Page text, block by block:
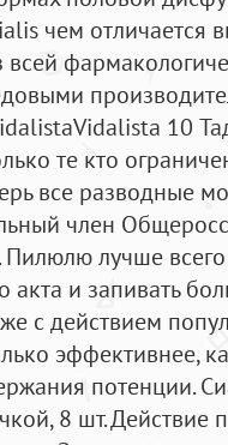
чем отличается
10
те кто
все разводные
член
Пилюлю лучше
акта и запивать
с действием
эффективнее,
потенции.
8 шт. Действие